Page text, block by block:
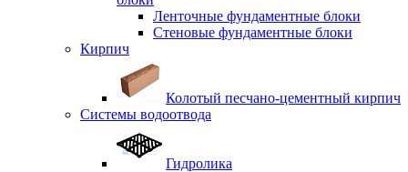
Ленточные фундаментные блоки
Стеновые фундаментные блоки
Кирпич
Колотый песчано-цементный кирпич
Системы водоотвода
Гидролика